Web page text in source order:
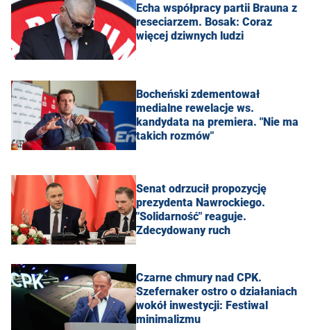
Echa współpracy partii Brauna z
reseciarzem. Bosak: Coraz
więcej dziwnych ludzi
Bocheński zdementował
medialne rewelacje ws.
kandydata na premiera. "Nie ma
takich rozmów"
Senat odrzucił propozycję
prezydenta Nawrockiego.
"Solidarność" reaguje.
Zdecydowany ruch
Czarne chmury nad CPK.
Szefernaker ostro o działaniach
wokół inwestycji: Festiwal
minimalizmu